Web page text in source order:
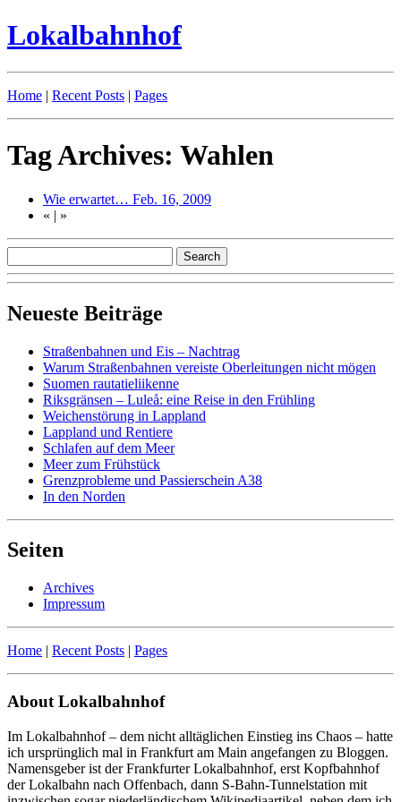
Lokalbahnhof
Home | Recent Posts | Pages
Tag Archives: Wahlen
Wie erwartet… Feb. 16, 2009
« | »
Neueste Beiträge
Straßenbahnen und Eis – Nachtrag
Warum Straßenbahnen vereiste Oberleitungen nicht mögen
Suomen rautatieliikenne
Riksgränsen – Luleå: eine Reise in den Frühling
Weichenstörung in Lappland
Lappland und Rentiere
Schlafen auf dem Meer
Meer zum Frühstück
Grenzprobleme und Passierschein A38
In den Norden
Seiten
Archives
Impressum
Home | Recent Posts | Pages
About Lokalbahnhof
Im Lokalbahnhof – dem nicht alltäglichen Einstieg ins Chaos – hatte
ich ursprünglich mal in Frankfurt am Main angefangen zu Bloggen.
Namensgeber ist der Frankfurter Lokalbahnhof, erst Kopfbahnhof
der Lokalbahn nach Offenbach, dann S-Bahn-Tunnelstation mit